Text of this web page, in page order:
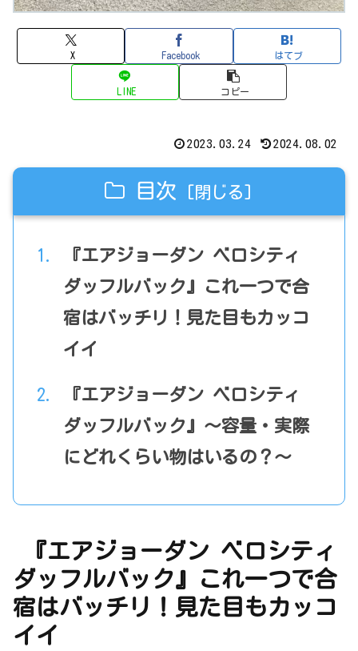
X Facebook はてブ
LINE コピー
2023.03.24 2024.08.02
目次
『エアジョーダン ベロシティ
ダッフルバック』これ一つで合
宿はバッチリ！見た目もカッコ
イイ
『エアジョーダン ベロシティ
ダッフルバック』～容量・実際
にどれくらい物はいるの？～
『エアジョーダン ベロシティ
ダッフルバック』これ一つで合
宿はバッチリ！見た目もカッコ
イイ